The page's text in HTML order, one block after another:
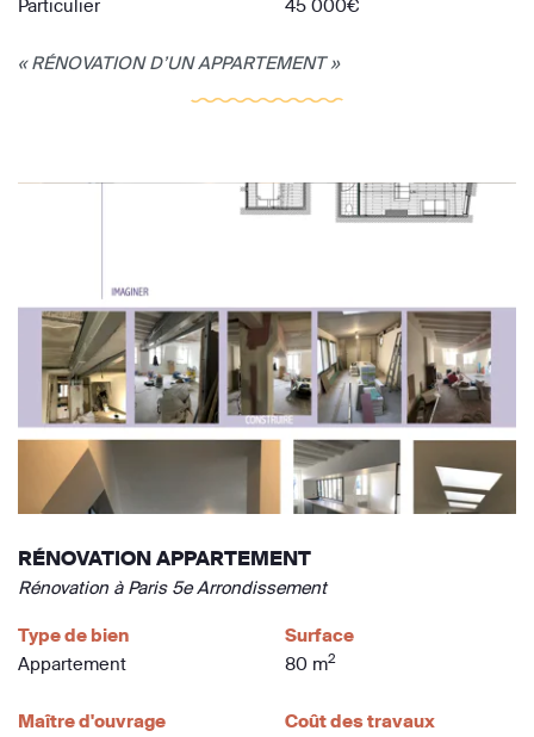
Particulier 45 000€
« RÉNOVATION D’UN APPARTEMENT »
RÉNOVATION APPARTEMENT
Rénovation à Paris 5e Arrondissement
Type de bien
Appartement
Surface
80 m2
Maître d'ouvrage
Coût des travaux